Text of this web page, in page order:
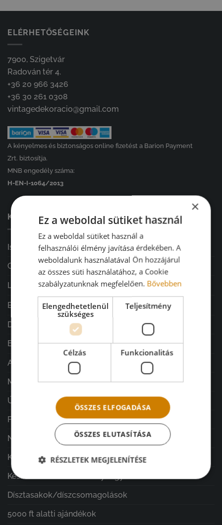
ELÉRHETŐSÉGEINK
7900, Szigetvár
Radován tér 4.
+36 20 966 3426
+36 30 261 0308
vintagedekoracio@gmail.com
A kényelmes és biztonságos online fizetést a Barion Payment
Zrt. biztosítja.
MNB engedély száma:
H-EN-I-1064/2013
KATEGÓRIÁINK ⤵
Iskolakezdés
GARÁZSVÁSÁR
Lakásdekoráció
Ballagás
Diplomaosztó ajándékok
Esküvő
Ajándékok minden alkalomra
MGy design vázák/kaspók
ÚJDONSÁGOK
Férfi ajándékok
Nature & Harmony Home
Kegyeleti díszek
Készítsd Otthon - Mecz Gyöngyivel
Dísztasakok/díszcsomagolások
5000 ft alatti ajándékok
×
Ez a weboldal sütiket használ
Ez a weboldal sütiket használ a
felhasználói élmény javítása érdekében. A
weboldalunk használatával Ön hozzájárul
az összes süti használatához, a Cookie
szabályzatunknak megfelelően. Bővebben
Elengedhetetlenül
szükséges
Teljesítmény
Célzás Funkcionalitás
ÖSSZES ELFOGADÁSA
ÖSSZES ELUTASÍTÁSA
RÉSZLETEK MEGJELENÍTÉSE